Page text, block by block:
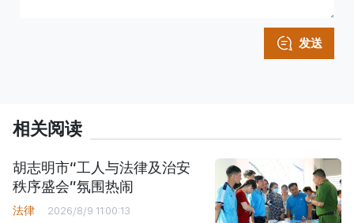
发送
相关阅读
胡志明市“工人与法律及治安
秩序盛会”氛围热闹
法律 2026/8/9 11:00:13